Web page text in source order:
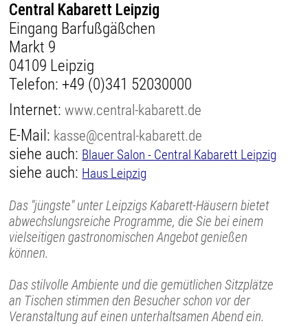
Central Kabarett Leipzig
Eingang Barfußgäßchen
Markt 9
04109 Leipzig
Telefon: +49 (0)341 52030000
Internet:www.central-kabarett.de
E-Mail: kasse@central-kabarett.de
siehe auch: Blauer Salon - Central Kabarett Leipzig
siehe auch: Haus Leipzig
Das "jüngste" unter Leipzigs Kabarett-Häusern bietet
abwechslungsreiche Programme, die Sie bei einem
vielseitigen gastronomischen Angebot genießen
können.
Das stilvolle Ambiente und die gemütlichen Sitzplätze
an Tischen stimmen den Besucher schon vor der
Veranstaltung auf einen unterhaltsamen Abend ein.